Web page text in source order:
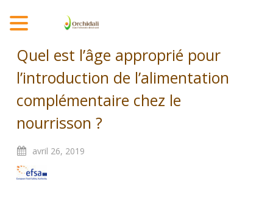
Quel est l’âge approprié pour
l’introduction de l’alimentation
complémentaire chez le
nourrisson ?
avril 26, 2019